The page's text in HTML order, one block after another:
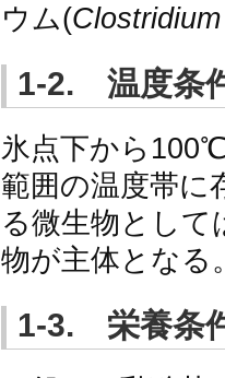
ウム(Clostridium
1-2. 温度条
氷点下から
範囲の温度帯に
る微生物とし
物が主体となる
1-3. 栄養条